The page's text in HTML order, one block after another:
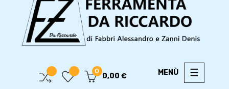
Toggle
☰
0
0,00 €